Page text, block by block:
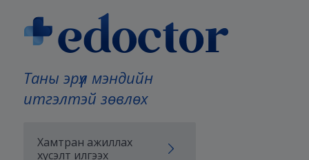
Таны эрүүл мэндийн
итгэлтэй зөвлөх
Хамтран ажиллах
хүсэлт илгээх